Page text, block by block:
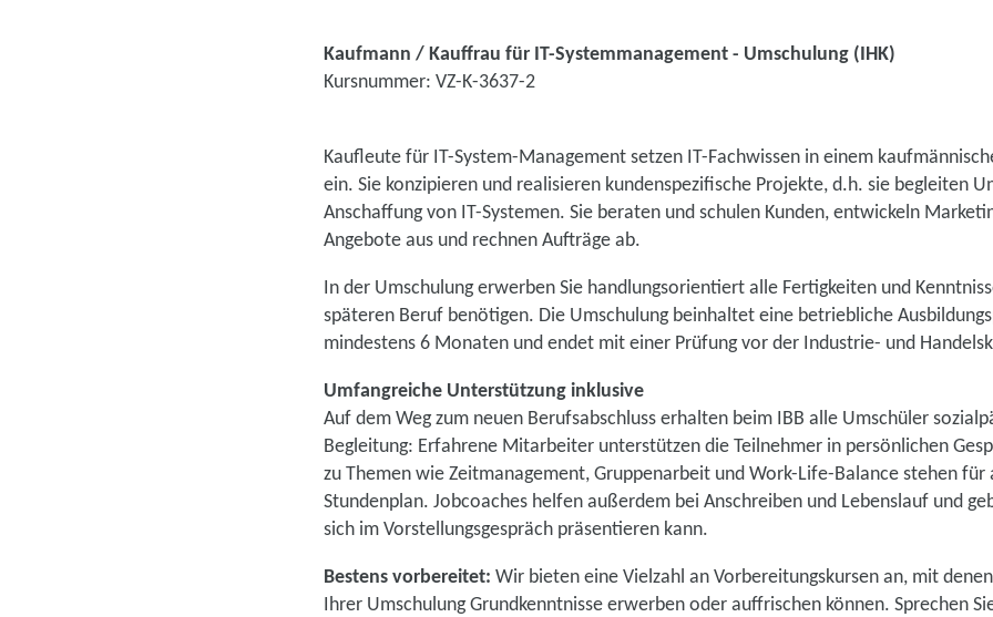
Kaufmann / Kauffrau für IT-Systemmanagement - Umschulung (IHK)
Kursnummer: VZ-K-3637-2
Kaufleute für IT-System-Management setzen IT-Fachwissen in einem
ein. Sie konzipieren und realisieren kundenspezifische Projekte, d.h. sie begleiten
Anschaffung von IT-Systemen. Sie beraten und schulen Kunden, entwickeln
Angebote aus und rechnen Aufträge ab.
In der Umschulung erwerben Sie handlungsorientiert alle Fertigkeiten und
späteren Beruf benötigen. Die Umschulung beinhaltet eine betriebliche
mindestens 6 Monaten und endet mit einer Prüfung vor der Industrie- und
Umfangreiche Unterstützung inklusive
Auf dem Weg zum neuen Berufsabschluss erhalten beim IBB alle Umschüler
Begleitung: Erfahrene Mitarbeiter unterstützen die Teilnehmer in persönlichen
zu Themen wie Zeitmanagement, Gruppenarbeit und Work-Life-Balance stehen
Stundenplan. Jobcoaches helfen außerdem bei Anschreiben und Lebenslauf und
sich im Vorstellungsgespräch präsentieren kann.
Bestens vorbereitet: Wir bieten eine Vielzahl an Vorbereitungskursen an, mit
Ihrer Umschulung Grundkenntnisse erwerben oder auffrischen können. Sprechen